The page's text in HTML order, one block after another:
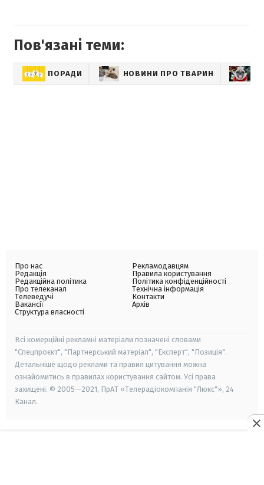
Пов'язані теми:
ПОРАДИ НОВИНИ ПРО ТВАРИН
Про нас
Редакція
Редакційна політика
Про телеканал
Телеведучі
Вакансії
Структура власності
Рекламодавцям
Правила користування
Політика конфіденційності
Технічна інформація
Контакти
Архів
Всі комерційні рекламні матеріали позначені словами
"Спецпроєкт", "Партнерський матеріал", "Експерт", "Позиція".
Детальніше щодо реклами та правил цитування можна
ознайомитись в правилах користування сайтом. Усі права
захищені. © 2005—2021, ПрАТ «Телерадіокомпанія "Люкс"», 24
Канал.